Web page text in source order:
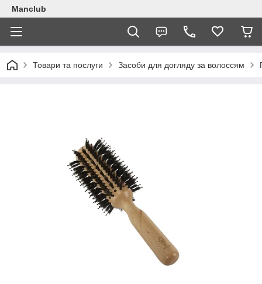
Manclub
Товари та послуги Засоби для догляду за волоссям